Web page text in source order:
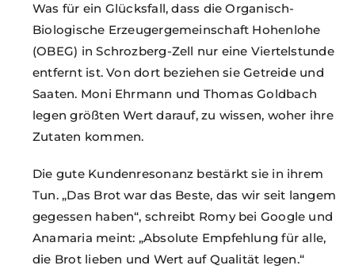
Was für ein Glücksfall, dass die Organisch-
Biologische Erzeugergemeinschaft Hohenlohe
(OBEG) in Schrozberg-Zell nur eine Viertelstunde
entfernt ist. Von dort beziehen sie Getreide und
Saaten. Moni Ehrmann und Thomas Goldbach
legen größten Wert darauf, zu wissen, woher ihre
Zutaten kommen.
Die gute Kundenresonanz bestärkt sie in ihrem
Tun. „Das Brot war das Beste, das wir seit langem
gegessen haben“, schreibt Romy bei Google und
Anamaria meint: „Absolute Empfehlung für alle,
die Brot lieben und Wert auf Qualität legen.“